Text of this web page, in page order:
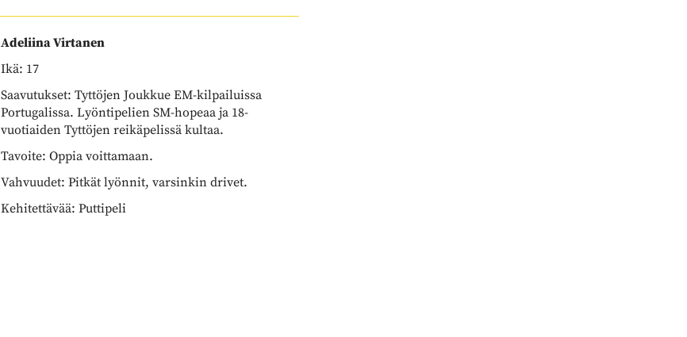
Adeliina Virtanen
Ikä: 17
Saavutukset: Tyttöjen Joukkue EM-kilpailuissa
Portugalissa. Lyöntipelien SM-hopeaa ja 18-
vuotiaiden Tyttöjen reikäpelissä kultaa.
Tavoite: Oppia voittamaan.
Vahvuudet: Pitkät lyönnit, varsinkin drivet.
Kehitettävää: Puttipeli